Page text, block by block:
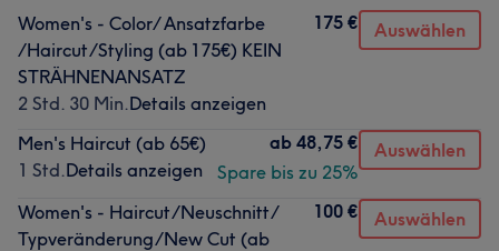
Women's - Color/ Ansatzfarbe
/Haircut/Styling (ab 175€) KEIN
STRÄHNENANSATZ
2 Std. 30 Min.Details anzeigen
175 € Auswählen
Men's Haircut (ab 65€)
1 Std.Details anzeigen
ab 48,75 €
Spare bis zu 25%
Auswählen
Women's - Haircut/Neuschnitt/
Typveränderung/New Cut (ab
100 € Auswählen